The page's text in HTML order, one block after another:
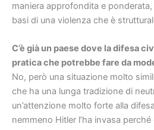
maniera approfondita e
basi di una violenza che è
C’è già un paese dove la difesa
pratica che potrebbe fare da
No, però una situazione molto
che ha una lunga tradizione di
un’attenzione molto forte alla
nemmeno Hitler l’ha invasa